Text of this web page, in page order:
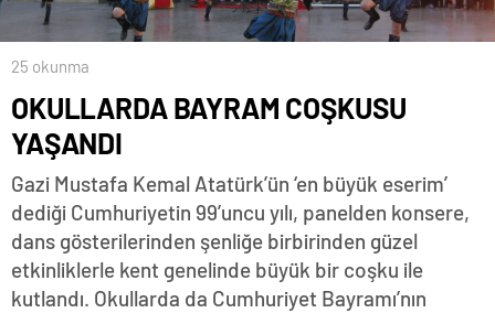
25 okunma
OKULLARDA BAYRAM COŞKUSU
YAŞANDI
Gazi Mustafa Kemal Atatürk’ün ‘en büyük eserim’
dediği Cumhuriyetin 99’uncu yılı, panelden konsere,
dans gösterilerinden şenliğe birbirinden güzel
etkinliklerle kent genelinde büyük bir coşku ile
kutlandı. Okullarda da Cumhuriyet Bayramı’nın